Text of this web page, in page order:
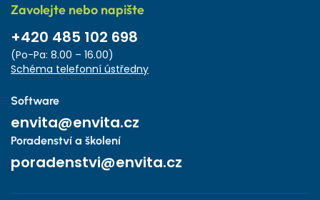
Zavolejte nebo napište
+420 485 102 698
(Po-Pa: 8.00 – 16.00)
Schéma telefonní ústředny
Software
envita@envita.cz
Poradenství a školení
poradenstvi@envita.cz